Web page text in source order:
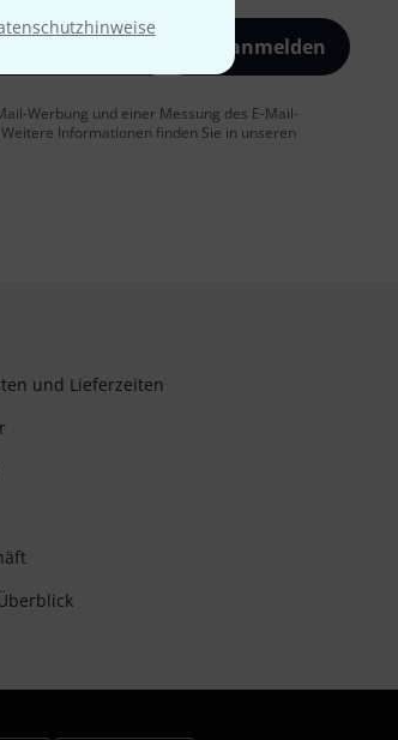
Jetzt anmelden
Werbung und einer Messung des E-Mail-
Informationen finden Sie in unseren
und Lieferzeiten